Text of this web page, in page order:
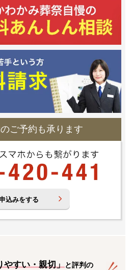
ご予約も承ります
込みをする
やすい・親切」と評判の